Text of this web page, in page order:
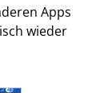
Apps
wieder